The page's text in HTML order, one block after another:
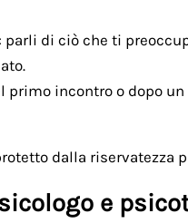
di ciò che ti
primo incontro o dopo
dalla
e